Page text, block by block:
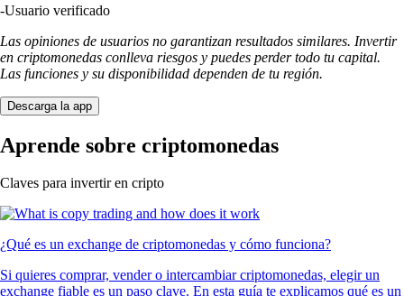
-Usuario verificado
Las opiniones de usuarios no garantizan resultados similares. Invertir
en criptomonedas conlleva riesgos y puedes perder todo tu capital.
Las funciones y su disponibilidad dependen de tu región.
Descarga la app
Aprende sobre criptomonedas
Claves para invertir en cripto
¿Qué es un exchange de criptomonedas y cómo funciona?
Si quieres comprar, vender o intercambiar criptomonedas, elegir un
exchange fiable es un paso clave. En esta guía te explicamos qué es un